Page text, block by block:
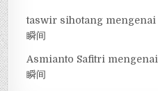
taswir sihotang mengenai
瞬间
Asmianto Safitri mengenai
瞬间